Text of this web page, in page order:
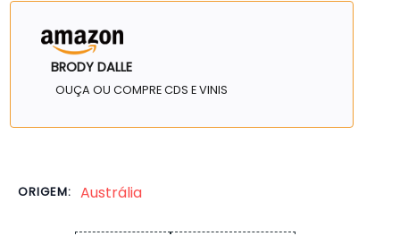
BRODY DALLE
OUÇA OU COMPRE CDS E VINIS
ORIGEM: Austrália